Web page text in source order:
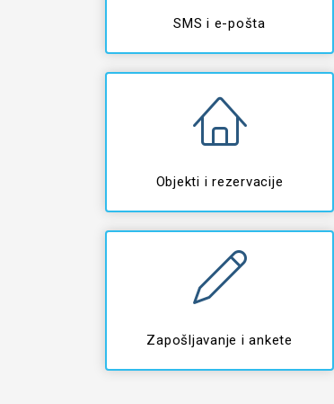
SMS i e-pošta
Objekti i rezervacije
Zapošljavanje i ankete